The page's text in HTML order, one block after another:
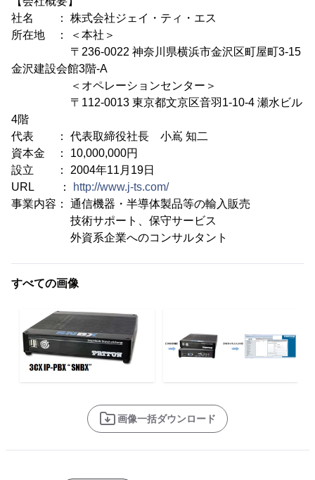
社名 ： 株式会社ジェイ・ティ・エス
所在地 ： ＜本社＞
〒236-0022 神奈川県横浜市金沢区町屋町3-15
金沢建設会館3階-A
＜オペレーションセンター＞
〒112-0013 東京都文京区音羽1-10-4 瀬水ビル
4階
代表 ： 代表取締役社長 小嶌 知二
資本金 ： 10,000,000円
設立 ： 2004年11月19日
URL ：
http://www.j-ts.com/
事業内容： 通信機器・半導体製品等の輸入販売
技術サポート、保守サービス
外資系企業へのコンサルタント
すべての画像
画像一括ダウンロード